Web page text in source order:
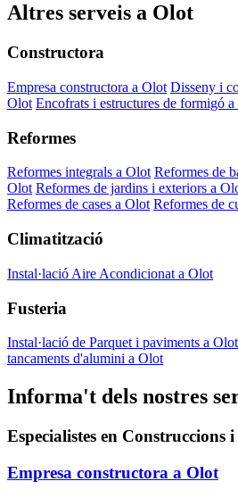
Altres serveis a Olot
Constructora
Empresa constructora a Olot Disseny i
Olot Encofrats i estructures de formigó
Reformes
Reformes integrals a Olot Reformes de
Olot Reformes de jardins i exteriors a
Reformes de cases a Olot Reformes de
Climatització
Instal·lació Aire Acondicionat a Olot
Fusteria
Instal·lació de Parquet i paviments a Olot
tancaments d'alumini a Olot
Informa't dels nostres
Especialistes en Construccions
Empresa constructora a Olot